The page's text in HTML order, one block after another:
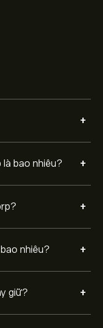
+
là bao nhiêu? +
+
nhiêu? +
giữ? +
đối với UGI